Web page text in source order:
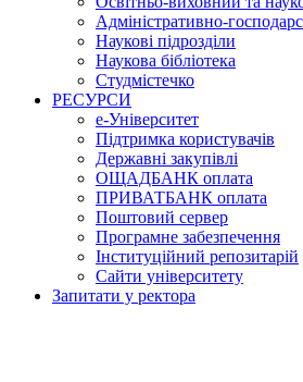
Адміністративно-
Наукові підрозділи
Наукова бібліотека
Студмістечко
РЕСУРСИ
е-Університет
Підтримка користувачів
Державні закупівлі
ОЩАДБАНК оплата
ПРИВАТБАНК оплата
Поштовий сервер
Програмне забезпечення
Інституційний репозитарій
Сайти університету
Запитати у ректора